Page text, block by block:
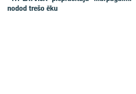
nodod trešo ēku